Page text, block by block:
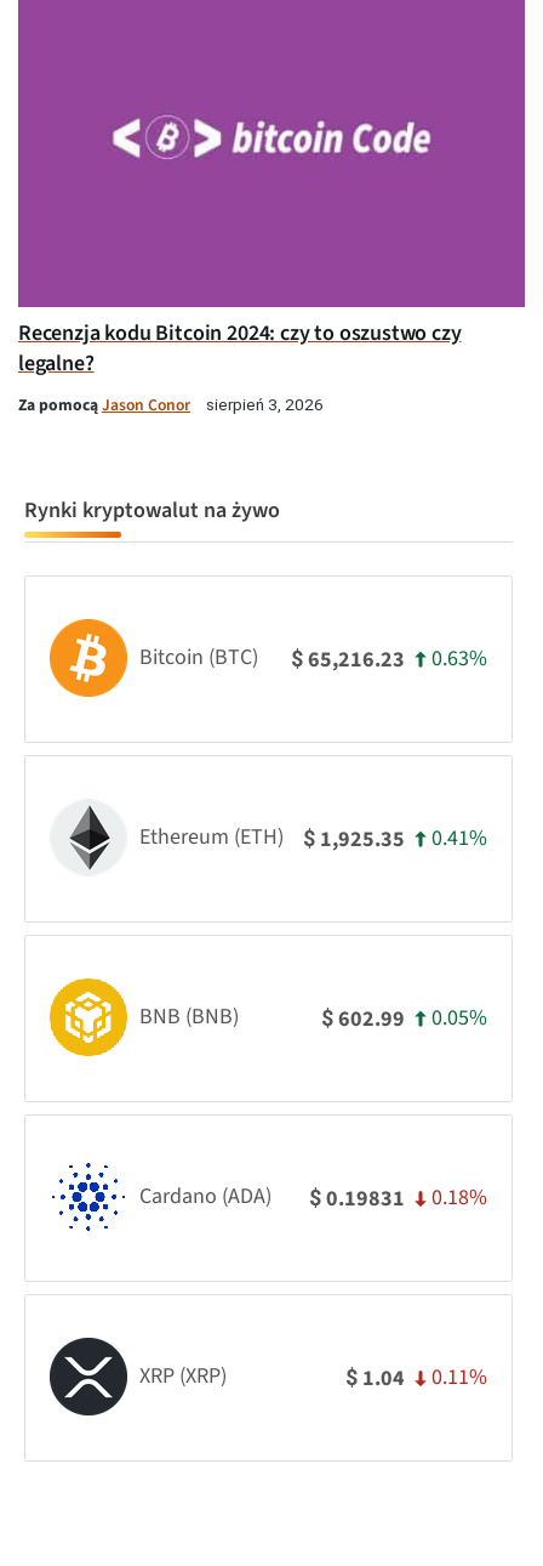
Recenzja kodu Bitcoin 2024: czy to oszustwo czy
legalne?
Za pomocąJason Conor sierpień 3, 2026
Rynki kryptowalut na żywo
Bitcoin (BTC) $65,216.23 0.63%
Ethereum (ETH) $ 1,925.35 0.41%
BNB (BNB) $602.99 0.05%
Cardano (ADA) $0.19831 0.18%
XRP (XRP) $ 1.04 0.11%